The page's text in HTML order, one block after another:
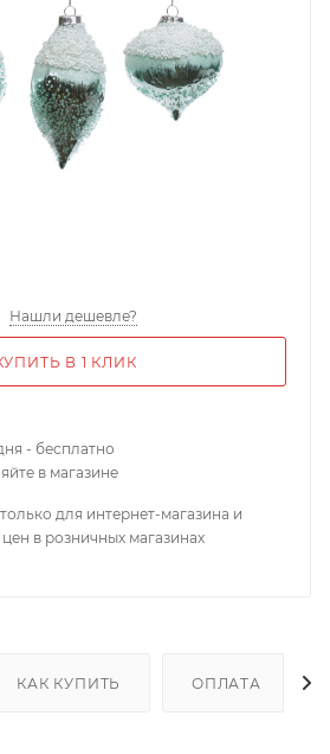
Нашли дешевле?
В 1 КЛИК
- бесплатно
в магазине
для интернет-магазина и
в розничных магазинах
КАК КУПИТЬ ОПЛАТА